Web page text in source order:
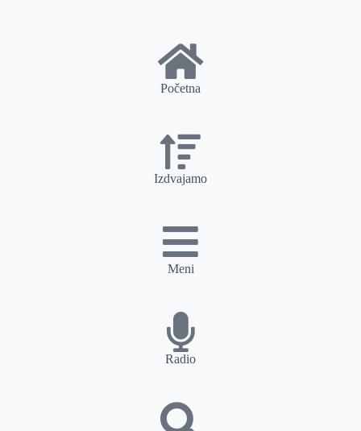
Početna
Izdvajamo
Meni
Radio